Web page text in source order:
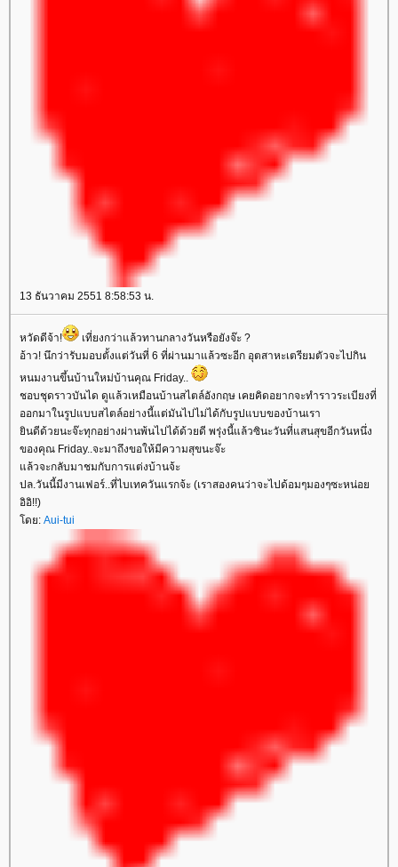
13 ธันวาคม 2551 8:58:53 น.
หวัดดีจ้า!
เที่ยงกว่าแล้วทานกลางวันหรือยังจ๊ะ ?
อ้าว! นึกว่ารับมอบตั้งแต่วันที่ 6 ที่ผ่านมาแล้วซะอีก อุตสาหะเตรียมตัวจะไปกิน
หนมงานขึ้นบ้านใหม่บ้านคุณ Friday..
ชอบชุดราวบันได ดูแล้วเหมือนบ้านสไตล์อังกฤษ เคยคิดอยากจะทำราวระเบียงที่
ออกมาในรูปแบบสไตล์อย่างนี้แต่มันไปไม่ได้กับรูปแบบของบ้านเรา
ยินดีด้วยนะจ๊ะทุกอย่างผ่านพ้นไปได้ด้วยดี พรุ่งนี้แล้วซินะวันที่แสนสุขอีกวันหนึ่ง
ของคุณ Friday..จะมาถึงขอให้มีความสุขนะจ๊ะ
แล้วจะกลับมาชมกับการแต่งบ้านจ้ะ
ปล.วันนี้มีงานเฟอร์..ที่ไบเทควันแรกจ้ะ (เราสองคนว่าจะไปด้อมๆมองๆซะหน่อย
อิอิ!!)
โดย: Aui-tui